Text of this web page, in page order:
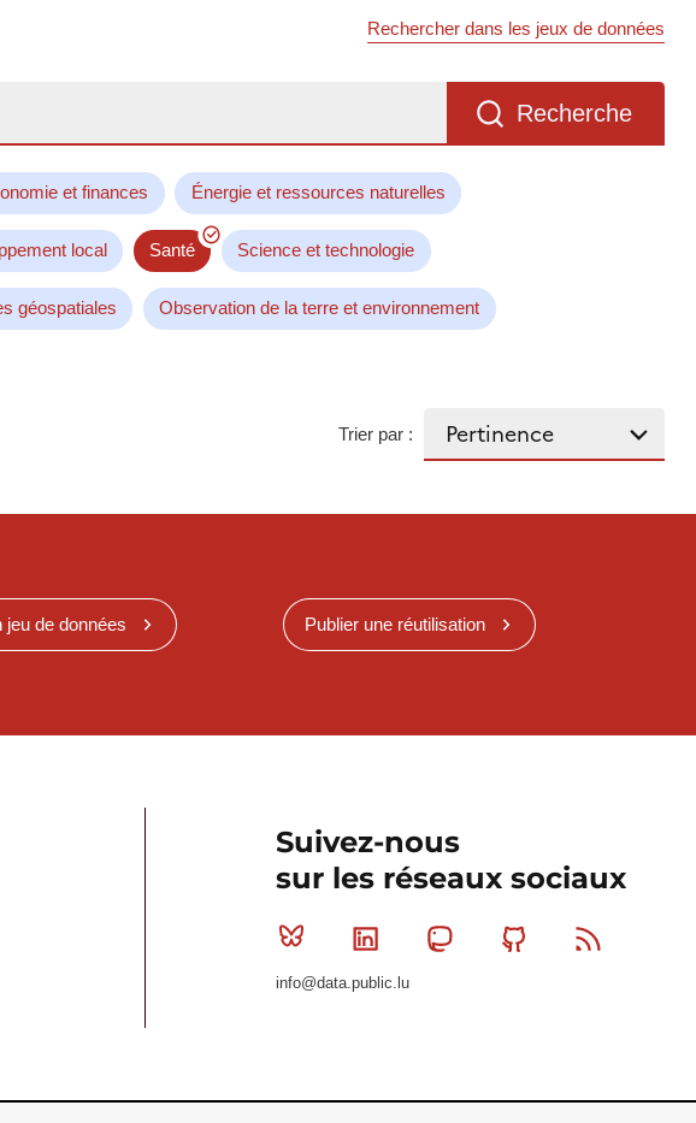
Rechercher dans les jeux de données
Recherche
et finances Énergie et ressources naturelles
local Santé Science et technologie
géospatiales Observation de la terre et environnement
Trier par :
jeu de données Publier une réutilisation
Suivez-nous
sur les réseaux sociaux
Bluesky Linkedin MastodonGithub
info@data.public.lu